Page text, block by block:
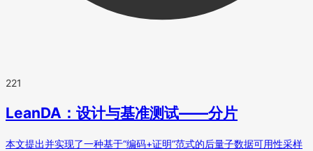
221
LeanDA：设计与基准测试——分片
本文提出并实现了一种基于“编码+证明”范式的后量子数据可用性采样